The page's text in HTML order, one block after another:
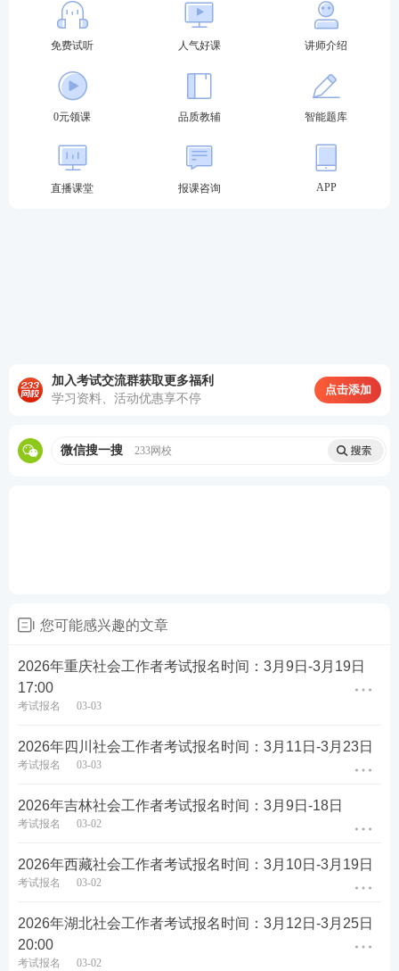
务、职工服务、犯罪预防、禁毒戒毒、矫治帮教、卫
生健康、政法综治、应急处置、退役军人事务、群众
“专门性社会服务”主要包括：
务；
强社会功能的服务。
社工报名时间：3月9日-18日
社工报名网站：中国人事考试网
社工报名流程：分网上注册登记（告知承诺及在线核
社工报名照片：近期彩色标准1寸，半身免冠正面证件
照(尺寸25mm*35mm，像素295px*413px)，照片底色
背景为白色，JPG或JPEG格式。
社工报名费用：一般来说考试费及考务费客观题每人
每科61元左右，主观题每人每科65元左右，高级主观
题69元左右。
↓2026年社会工作者考试报名入口
免费试听 人气好课 讲师介绍
0元领课 品质教辅 智能题库
直播课堂 报课咨询 APP
加入考试交流群获取更多福利
学习资料、活动优惠享不停
点击添加
微信搜一搜 233网校
您可能感兴趣的文章
2026年重庆社会工作者考试报名时间：3月9日-3月19日
17:00
考试报名 03-03
2026年四川社会工作者考试报名时间：3月11日-3月23日
考试报名 03-03
2026年吉林社会工作者考试报名时间：3月9日-18日
考试报名 03-02
2026年西藏社会工作者考试报名时间：3月10日-3月19日
考试报名 03-02
2026年湖北社会工作者考试报名时间：3月12日-3月25日
20:00
考试报名 03-02